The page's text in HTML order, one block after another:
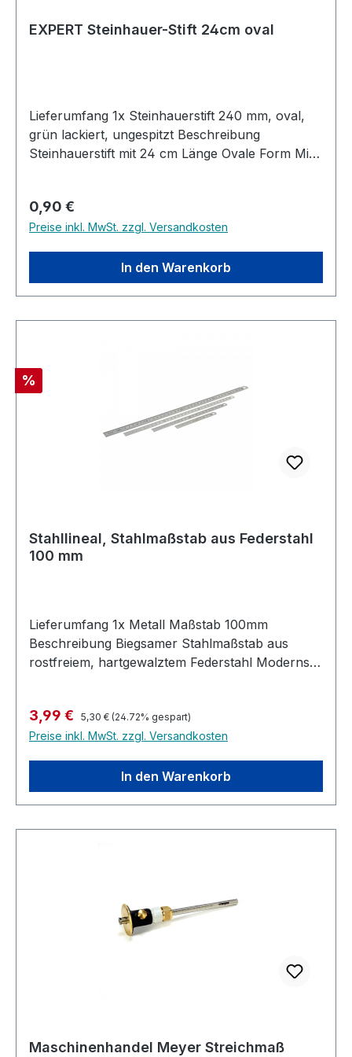
EXPERT Steinhauer-Stift 24cm oval
Lieferumfang 1x Steinhauerstift 240 mm, oval,
grün lackiert, ungespitzt Beschreibung
Steinhauerstift mit 24 cm Länge Ovale Form Mit
Markierungen auf Beton, Stein und sonstigen
porösen Oberflächen Auch für Markierungen
auf nassem oder trockenem Holz und
Regulärer Preis:
0,90 €
Preise inkl. MwSt. zzgl. Versandkosten
In den Warenkorb
Rabatt
%
Stahllineal, Stahlmaßstab aus Federstahl
100 mm
Lieferumfang 1x Metall Maßstab 100mm
Beschreibung Biegsamer Stahlmaßstab aus
rostfreiem, hartgewalztem Federstahl Modernste
abriebfest, unempfindlich gegenüber
Chemikalien, Fetten oder Ölen Durch matte
Oberflächen gute Ableseeigenschaften
Gerundete Kanten EG-Genauigkeitsklasse II bei
metrischer Teilung Querschnitt : 13 x
Unterkante : 1/1 mm
Verkaufspreis:
3,99 € Regulärer Preis:
5,30 € (24.72% gespart)
Preise inkl. MwSt. zzgl. Versandkosten
In den Warenkorb
Maschinenhandel Meyer Streichmaß